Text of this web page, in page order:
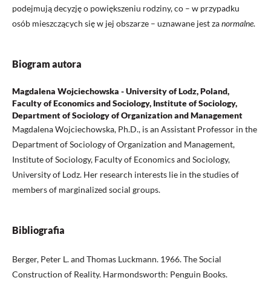
podejmują decyzję o powiększeniu rodziny, co – w przypadku
osób mieszczących się w jej obszarze – uznawane jest zanormalne.
Biogram autora
Magdalena Wojciechowska - University of Lodz, Poland,
Faculty of Economics and Sociology, Institute of Sociology,
Department of Sociology of Organization and Management
Magdalena Wojciechowska, Ph.D., is an Assistant Professor in the
Department of Sociology of Organization and Management,
Institute of Sociology, Faculty of Economics and Sociology,
University of Lodz. Her research interests lie in the studies of
members of marginalized social groups.
Bibliografia
Berger, Peter L. and Thomas Luckmann. 1966. The Social
Construction of Reality. Harmondsworth: Penguin Books.